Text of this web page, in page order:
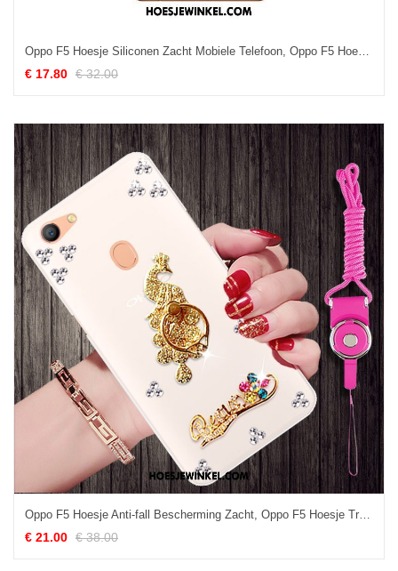
Oppo F5 Hoesje Siliconen Zacht Mobiele Telefoon, Oppo F5 Hoesje Chinese Stijl Handbeschilderde
€ 17.80 € 32.00
Oppo F5 Hoesje Anti-fall Bescherming Zacht, Oppo F5 Hoesje Trend Hanger
€ 21.00 € 38.00